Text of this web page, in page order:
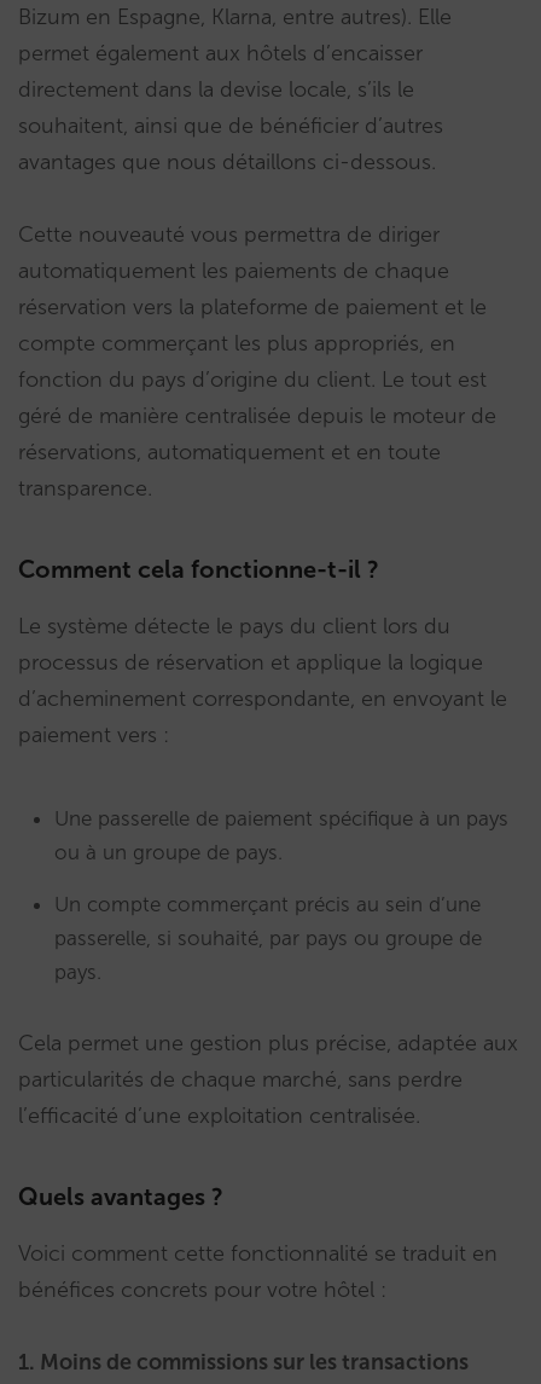
Bizum en Espagne, Klarna, entre autres). Elle
permet également aux hôtels d’encaisser
directement dans la devise locale, s’ils le
souhaitent, ainsi que de bénéficier d’autres
avantages que nous détaillons ci-dessous.
Cette nouveauté vous permettra de diriger
automatiquement les paiements de chaque
réservation vers la plateforme de paiement et le
compte commerçant les plus appropriés, en
fonction du pays d’origine du client. Le tout est
géré de manière centralisée depuis le moteur de
réservations, automatiquement et en toute
transparence.
Comment cela fonctionne-t-il ?
Le système détecte le pays du client lors du
processus de réservation et applique la logique
d’acheminement correspondante, en envoyant le
paiement vers :
Une passerelle de paiement spécifique à un pays
ou à un groupe de pays.
Un compte commerçant précis au sein d’une
passerelle, si souhaité, par pays ou groupe de
pays.
Cela permet une gestion plus précise, adaptée aux
particularités de chaque marché, sans perdre
l’efficacité d’une exploitation centralisée.
Quels avantages ?
Voici comment cette fonctionnalité se traduit en
bénéfices concrets pour votre hôtel :
1. Moins de commissions sur les transactions